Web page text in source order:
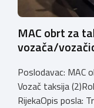
MAC obrt za
vozača/
Poslodavac: MAC
Vozač taksija
RijekaOpis posla: